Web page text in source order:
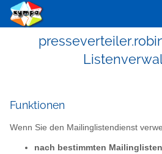
Funktionen
Wenn Sie den Mailinglistendienst
nach bestimmten